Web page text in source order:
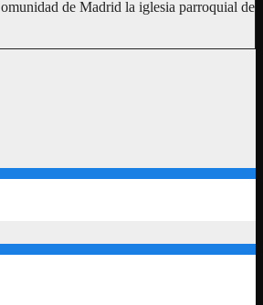
de Madrid la iglesia parroquial de